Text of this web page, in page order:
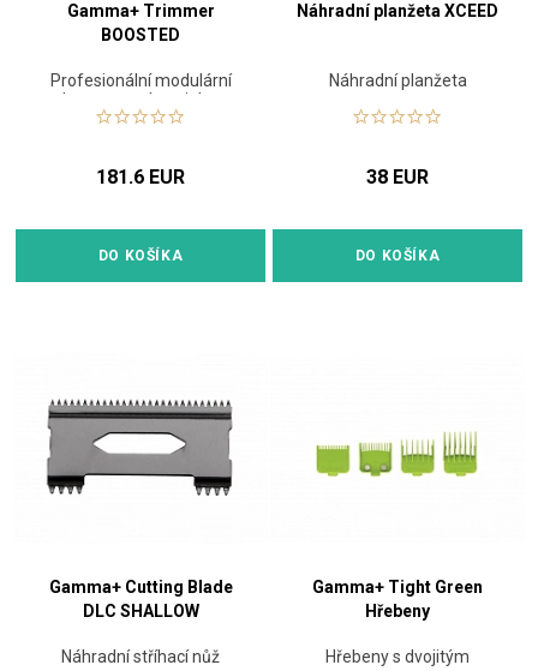
Gamma+ Trimmer
BOOSTED
Profesionální modulární
konturovací strojek s
výkonným rotačním
181.6 EUR
DO KOŠÍKA
Náhradní planžeta XCEED
Náhradní planžeta
38 EUR
DO KOŠÍKA
Gamma+ Cutting Blade
DLC SHALLOW
Náhradní stříhací nůž
Gamma+ Tight Green
Hřebeny
Hřebeny s dvojitým